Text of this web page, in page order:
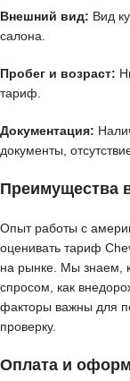
Внешний вид: Вид
салона.
Пробег и возраст:
тариф.
Документация:
документы,
Преимущества
Опыт работы с
оценивать тариф
на рынке. Мы знаем,
спросом, как
факторы важны для
проверку.
Оплата и